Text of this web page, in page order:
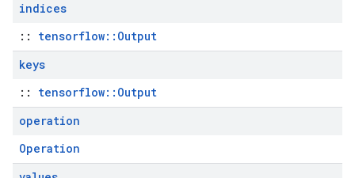
indices
:: tensorflow::Output
keys
:: tensorflow::Output
operation
Operation